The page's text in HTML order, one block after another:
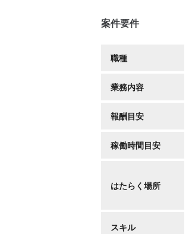
案件要件
職種
業務内容
報酬目安
稼働時間目安
はたらく場所
スキル